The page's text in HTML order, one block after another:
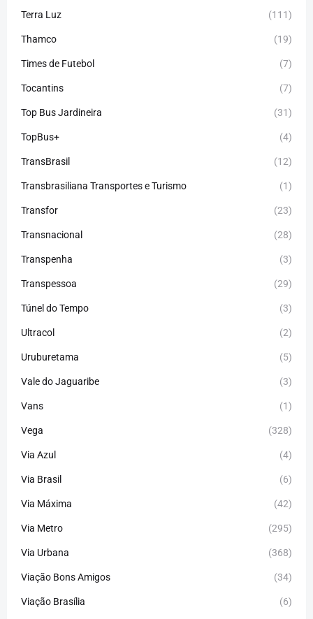
Terra Luz (111)
Thamco (19)
Times de Futebol (7)
Tocantins (7)
Top Bus Jardineira (31)
TopBus+ (4)
TransBrasil (12)
Transbrasiliana Transportes e Turismo (1)
Transfor (23)
Transnacional (28)
Transpenha (3)
Transpessoa (29)
Túnel do Tempo (3)
Ultracol (2)
Uruburetama (5)
Vale do Jaguaribe (3)
Vans (1)
Vega (328)
Via Azul (4)
Via Brasil (6)
Via Máxima (42)
Via Metro (295)
Via Urbana (368)
Viação Bons Amigos (34)
Viação Brasília (6)